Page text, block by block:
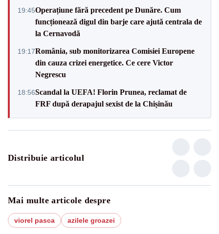
19:45Operațiune fără precedent pe Dunăre. Cum
funcționează digul din barje care ajută centrala de
la Cernavodă
19:17România, sub monitorizarea Comisiei Europene
din cauza crizei energetice. Ce cere Victor
Negrescu
18:56Scandal la UEFA! Florin Prunea, reclamat de
FRF după derapajul sexist de la Chișinău
Distribuie articolul
Mai multe articole despre
viorel pasca azilele groazei